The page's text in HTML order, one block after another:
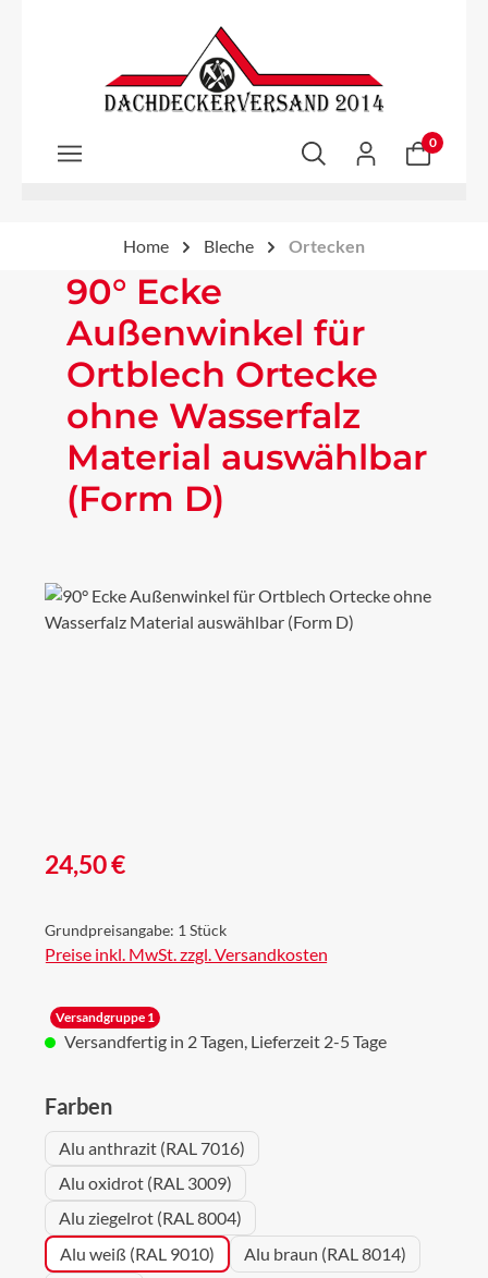
Zum Hauptinhalt springen
0
Home Bleche Ortecken
90° Ecke
Außenwinkel für
Ortblech Ortecke
ohne Wasserfalz
Material auswählbar
(Form D)
Bildergalerie überspringen
Regulärer Preis:
24,50 €
Grundpreisangabe: 1 Stück
Preise inkl. MwSt. zzgl. Versandkosten
Versandgruppe 1
Versandfertig in 2 Tagen, Lieferzeit 2-5 Tage
Farbenauswählen
Alu anthrazit (RAL 7016)
Alu oxidrot (RAL 3009)
Alu ziegelrot (RAL 8004)
Alu weiß (RAL 9010)
Alu braun (RAL 8014)